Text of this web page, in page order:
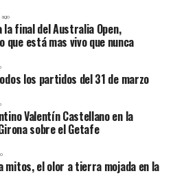
ago
la final del Australia Open,
que está mas vivo que nunca
los partidos del 31 de marzo
Valentín Castellano en la
sobre el Getafe
mitos, el olor a tierra mojada en la